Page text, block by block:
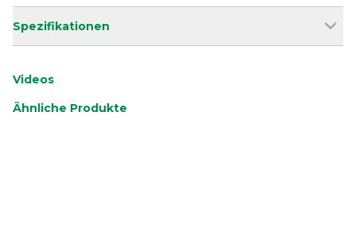
Spezifikationen
Videos
Ähnliche Produkte